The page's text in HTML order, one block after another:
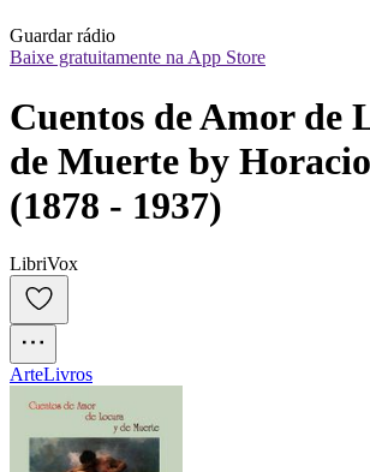
Guardar rádio
Baixe gratuitamente na App Store
Cuentos de Amor de
de Muerte by
(1878 - 1937)
LibriVox
ArteLivros